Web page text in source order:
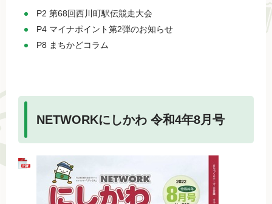
P2 第68回西川町駅伝競走大会
P4 マイナポイント第2弾のお知らせ
P8 まちかどコラム
NETWORKにしかわ 令和4年8月号